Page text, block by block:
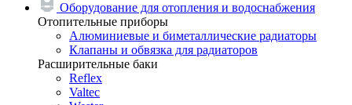
Оборудование для отопления и водоснабжения
Отопительные приборы
Алюминиевые и биметаллические радиаторы
Клапаны и обвязка для радиаторов
Расширительные баки
Reflex
Valtec